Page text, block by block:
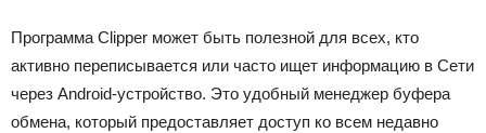
Программа Clipper может быть полезной для всех, кто
активно переписывается или часто ищет информацию в Сети
через Android-устройство. Это удобный менеджер буфера
обмена, который предоставляет доступ ко всем недавно